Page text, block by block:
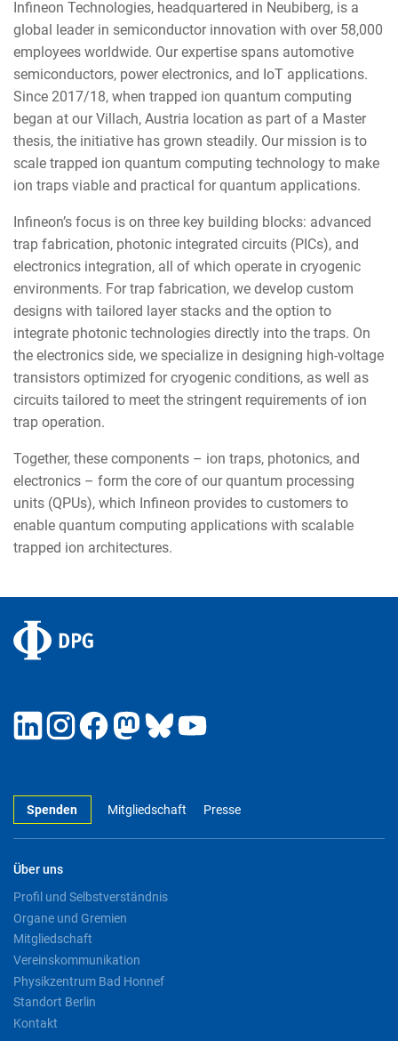
Infineon Technologies, headquartered in Neubiberg, is a
global leader in semiconductor innovation with over 58,000
employees worldwide. Our expertise spans automotive
semiconductors, power electronics, and IoT applications.
Since 2017/18, when trapped ion quantum computing
began at our Villach, Austria location as part of a Master
thesis, the initiative has grown steadily. Our mission is to
scale trapped ion quantum computing technology to make
ion traps viable and practical for quantum applications.
Infineon’s focus is on three key building blocks: advanced
trap fabrication, photonic integrated circuits (PICs), and
electronics integration, all of which operate in cryogenic
environments. For trap fabrication, we develop custom
designs with tailored layer stacks and the option to
integrate photonic technologies directly into the traps. On
the electronics side, we specialize in designing high-voltage
transistors optimized for cryogenic conditions, as well as
circuits tailored to meet the stringent requirements of ion
trap operation.
Together, these components – ion traps, photonics, and
electronics – form the core of our quantum processing
units (QPUs), which Infineon provides to customers to
enable quantum computing applications with scalable
trapped ion architectures.
Spenden Mitgliedschaft Presse
Über uns
Profil und Selbstverständnis
Organe und Gremien
Mitgliedschaft
Vereinskommunikation
Physikzentrum Bad Honnef
Standort Berlin
Kontakt